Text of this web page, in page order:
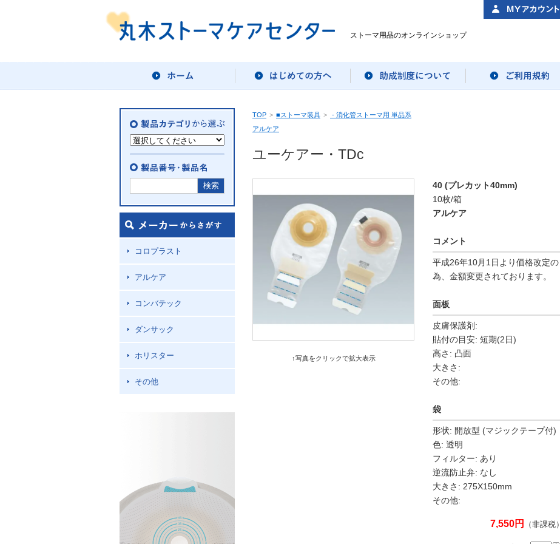
ストーマ用品のオンラインショップ
コロプラスト
アルケア
コンバテック
ダンサック
ホリスター
その他
TOP > ■ストーマ装具 >
- 消化管ストーマ用 単品系
アルケア
ユーケアー・TDc
↑写真をクリックで拡大表示
40 (プレカット40mm)
10枚/箱
アルケア
コメント
平成26年10月1日より価格改定の
為、金額変更されております。
面板
皮膚保護剤:
貼付の目安: 短期(2日)
高さ: 凸面
大きさ:
その他:
袋
形状: 開放型 (マジックテープ付)
色: 透明
フィルター: あり
逆流防止弁: なし
大きさ: 275X150mm
その他:
7,550円 （非課税）